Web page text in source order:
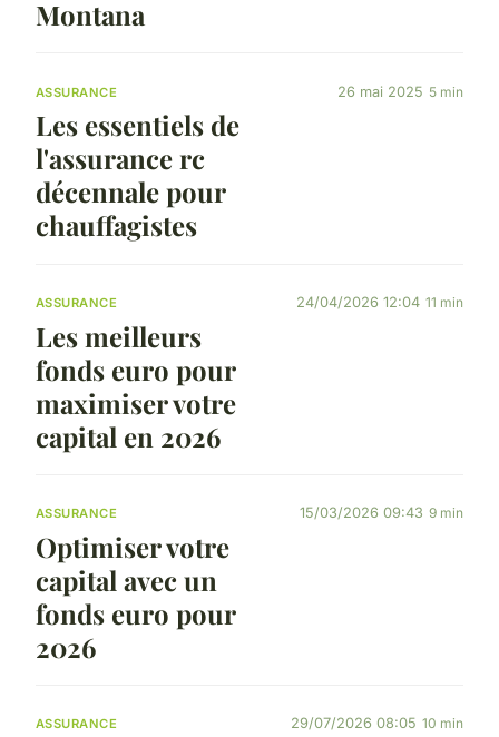
Montana
ASSURANCE
Les essentiels de
l'assurance rc
décennale pour
chauffagistes
26 mai 2025 5 min
ASSURANCE
Les meilleurs
fonds euro pour
maximiser votre
capital en 2026
24/04/2026 12:04 11 min
ASSURANCE
Optimiser votre
capital avec un
fonds euro pour
2026
15/03/2026 09:43 9 min
ASSURANCE 29/07/2026 08:05 10 min